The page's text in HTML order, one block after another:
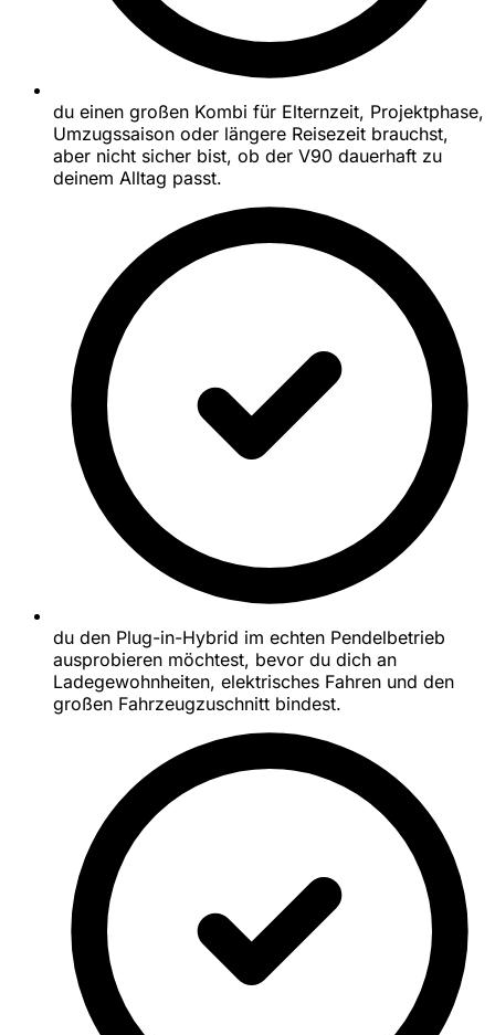
du einen großen Kombi für Elternzeit, Projektphase,
Umzugssaison oder längere Reisezeit brauchst,
aber nicht sicher bist, ob der V90 dauerhaft zu
deinem Alltag passt.
du den Plug-in-Hybrid im echten Pendelbetrieb
ausprobieren möchtest, bevor du dich an
Ladegewohnheiten, elektrisches Fahren und den
großen Fahrzeugzuschnitt bindest.